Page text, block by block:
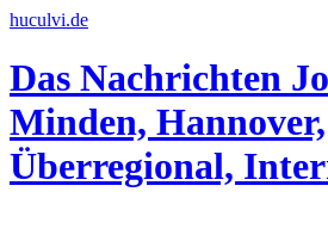
huculvi.de
Das Nachrichten
Minden, Hannover,
Überregional,